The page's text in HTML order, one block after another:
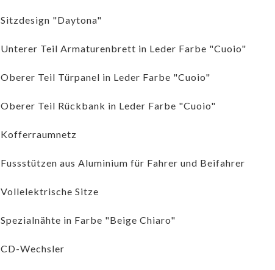
Sitzdesign "Daytona"
Unterer Teil Armaturenbrett in Leder Farbe "Cuoio"
Oberer Teil Türpanel in Leder Farbe "Cuoio"
Oberer Teil Rückbank in Leder Farbe "Cuoio"
Kofferraumnetz
Fussstützen aus Aluminium für Fahrer und Beifahrer
Vollelektrische Sitze
Spezialnähte in Farbe "Beige Chiaro"
CD-Wechsler